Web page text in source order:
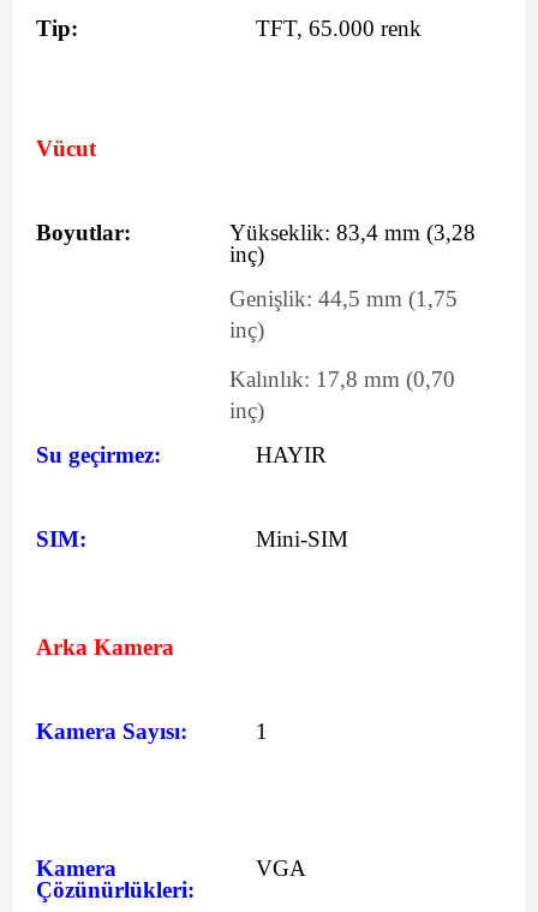
Tip: TFT, 65.000 renk
Vücut
Boyutlar: Yükseklik: 83,4 mm (3,28
inç)
Genişlik: 44,5 mm (1,75
inç)
Kalınlık: 17,8 mm (0,70
inç)
Su geçirmez:
HAYIR
SIM: Mini-SIM
Arka Kamera
Kamera Sayısı: 1
Kamera
Çözünürlükleri:
VGA